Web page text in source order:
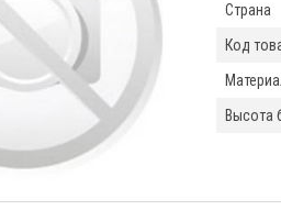
Страна
Код
Высота